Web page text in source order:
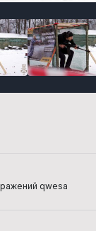
qwesa